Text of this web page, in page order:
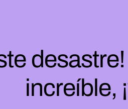
increíble,